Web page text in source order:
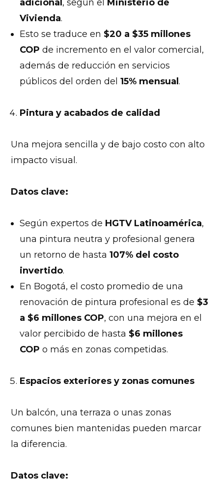
adicional , según el
Ministerio de
Vivienda.
Esto se traduce en $20 a $35 millones
COP de incremento en el valor comercial,
además de reducción en servicios
públicos del orden del15% mensual.
Pintura y acabados de calidad
Una mejora sencilla y de bajo costo con alto
impacto visual.
Datos clave:
Según expertos de HGTV Latinoamérica,
una pintura neutra y profesional genera
un retorno de hasta107% del costo
invertido.
En Bogotá, el costo promedio de una
renovación de pintura profesional es de $3
a $6 millones COP, con una mejora en el
valor percibido de hasta $6 millones
COP o más en zonas competidas.
Espacios exteriores y zonas comunes
Un balcón, una terraza o unas zonas
comunes bien mantenidas pueden marcar
la diferencia.
Datos clave: